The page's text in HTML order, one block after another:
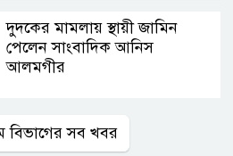
দুদকের মামলায় স্থায়ী জামিন
পেলেন সাংবাদিক আনিস
আলমগীর
বিভাগের সব খবর